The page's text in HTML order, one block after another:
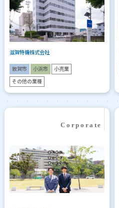
滋賀特機株式会社
敦賀市 小浜市 小売業
その他の業種